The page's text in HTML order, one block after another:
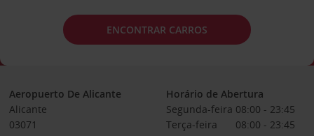
ENCONTRAR CARROS
Aeropuerto De Alicante
Alicante
03071
Horário de Abertura
Segunda-feira 08:00 - 23:45
Terça-feira
08:00 - 23:45